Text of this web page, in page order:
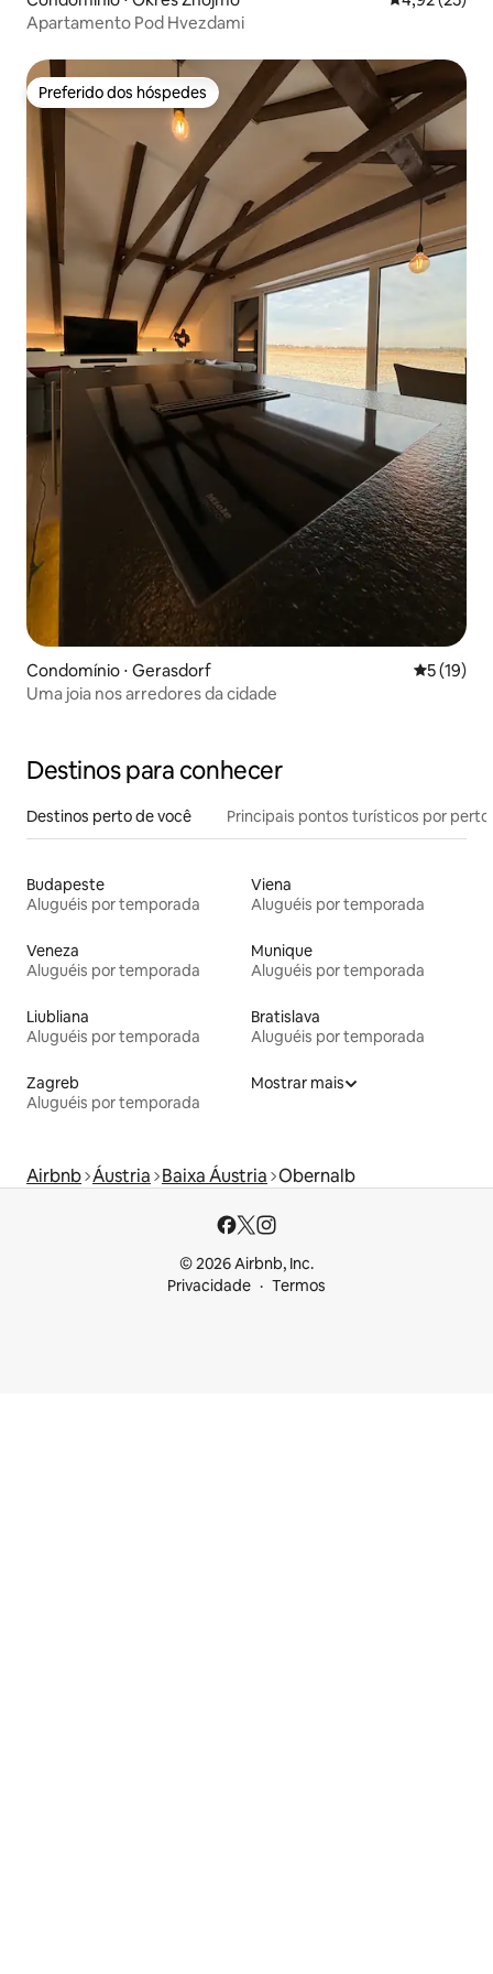
Apartamento Pod Hvezdami
Preferido dos hóspedes
Preferido dos hóspedes
Condomínio ⋅ Gerasdorf 5 de uma
5 (19)
Uma joia nos arredores da cidade
Destinos para conhecer
Destinos perto de você Principais pontos turísticos por perto
Budapeste
Aluguéis por temporada
Viena
Aluguéis por temporada
Veneza
Aluguéis por temporada
Munique
Aluguéis por temporada
Liubliana
Aluguéis por temporada
Bratislava
Aluguéis por temporada
Zagreb
Aluguéis por temporada
Mostrar mais
Airbnb Áustria Baixa Áustria Obernalb
© 2026 Airbnb, Inc.
Privacidade
Termos